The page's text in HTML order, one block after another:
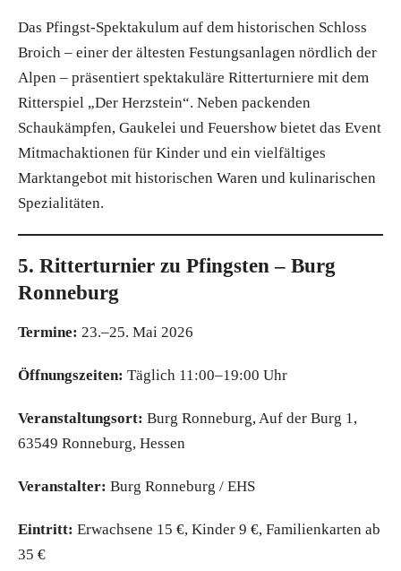
Das Pfingst-Spektakulum auf dem historischen Schloss
Broich – einer der ältesten Festungsanlagen nördlich der
Alpen – präsentiert spektakuläre Ritterturniere mit dem
Ritterspiel „Der Herzstein“. Neben packenden
Schaukämpfen, Gaukelei und Feuershow bietet das Event
Mitmachaktionen für Kinder und ein vielfältiges
Marktangebot mit historischen Waren und kulinarischen
Spezialitäten.
5. Ritterturnier zu Pfingsten – Burg
Ronneburg
Termine: 23.–25. Mai 2026
Öffnungszeiten: Täglich 11:00–19:00 Uhr
Veranstaltungsort: Burg Ronneburg, Auf der Burg 1,
63549 Ronneburg, Hessen
Veranstalter: Burg Ronneburg / EHS
Eintritt: Erwachsene 15 €, Kinder 9 €, Familienkarten ab
35 €